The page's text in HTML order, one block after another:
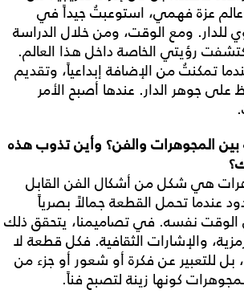
عزة فهمي، استوعبتُ جيداً في
للدار. ومع الوقت، ومن خلال الدراسة
رؤيتي الخاصة داخل هذا العالم.
تمكنتُ من الإضافة إبداعياً، وتقديم
جوهر الدار. عندها أصبح الأمر
بين المجوهرات والفن؟ وأينتذوبهذه
هي شكل من أشكال الفن القابل
عندما تحمل القطعة جمالاً بصرياً
الوقت نفسه. في تصاميمنا، يتحقق ذلك
والإشارات الثقافية. فكل قطعة لا
للتعبير عن فكرة أو شعور أو جزء من
كونها زينة لتصبح فناً.